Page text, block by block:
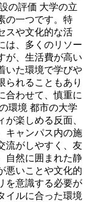
の評価 大学の立
の一つです。特
スや文化的な活
は、多くのリソー
が、生活費が高い
いた環境で学びや
られることもあり
合わせて、慎重に
環境 都市の大学
楽しめる反面、
キャンパス内の施
流がしやすく、友
自然に囲まれた静
悪いことや文化的
を意識する必要が
イルに合った環境